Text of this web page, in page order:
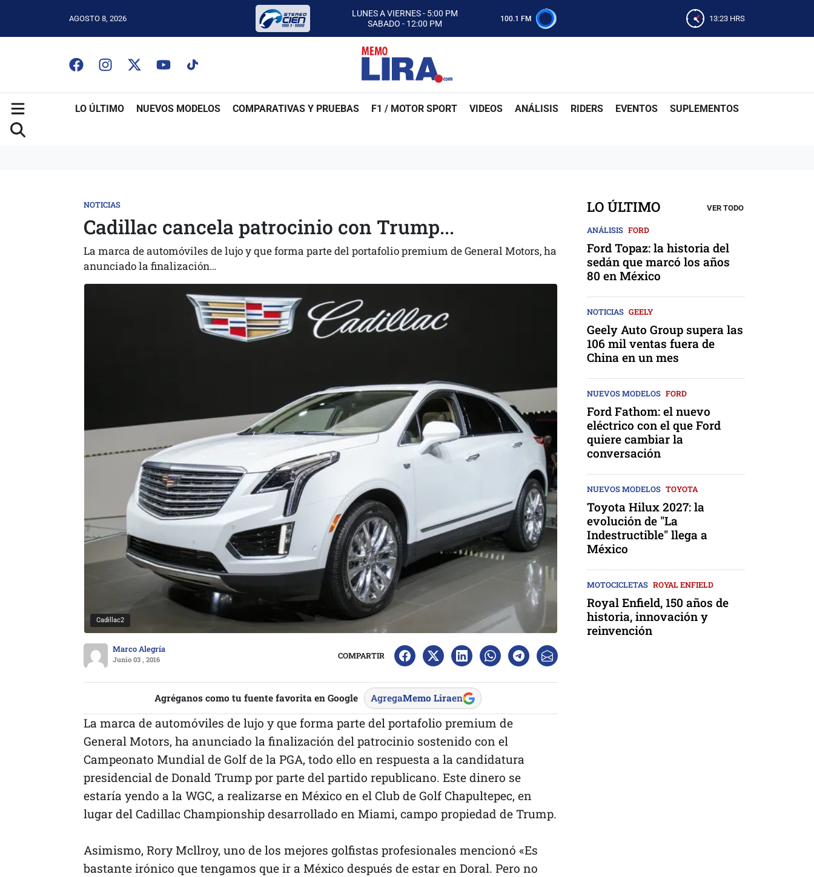
AGOSTO 8, 2026
LUNES A VIERNES - 5:00 PM
SABADO - 12:00 PM
ESCUCHA AUTOS AL CIEN
CON MEMO LIRA Y SU EQUIPO
LUNES A VIERNES - 5:00 PM
SABADO - 12:00 PM
100.1 FM 13:23 HRS
LO ÚLTIMO NUEVOS MODELOS COMPARATIVAS Y PRUEBAS F1 / MOTOR SPORT VIDEOS ANÁLISIS RIDERS EVENTOS SUPLEMENTOS
NOTICIAS
Cadillac cancela patrocinio con Trump...
La marca de automóviles de lujo y que forma parte del portafolio premium de General Motors, ha
anunciado la finalización…
Cadillac2
Marco Alegría
Junio 03 , 2016 COMPARTIR
Agréganos como tu fuente favorita en Google AgregaMemo Liraen
La marca de automóviles de lujo y que forma parte del portafolio premium de
General Motors, ha anunciado la finalización del patrocinio sostenido con el
Campeonato Mundial de Golf de la PGA, todo ello en respuesta a la candidatura
presidencial de Donald Trump por parte del partido republicano. Este dinero se
estaría yendo a la WGC, a realizarse en México en el Club de Golf Chapultepec, en
lugar del Cadillac Championship desarrollado en Miami, campo propiedad de Trump.
Asimismo, Rory Mcllroy, uno de los mejores golfistas profesionales mencionó «Es
bastante irónico que tengamos que ir a México después de estar en Doral. Pero no
LO ÚLTIMO VER TODO
ANÁLISIS FORD
Ford Topaz: la historia del
sedán que marcó los años
80 en México
NOTICIAS GEELY
Geely Auto Group supera las
106 mil ventas fuera de
China en un mes
NUEVOS MODELOS FORD
Ford Fathom: el nuevo
eléctrico con el que Ford
quiere cambiar la
conversación
NUEVOS MODELOS TOYOTA
Toyota Hilux 2027: la
evolución de "La
Indestructible" llega a
México
MOTOCICLETAS ROYAL ENFIELD
Royal Enfield, 150 años de
historia, innovación y
reinvención